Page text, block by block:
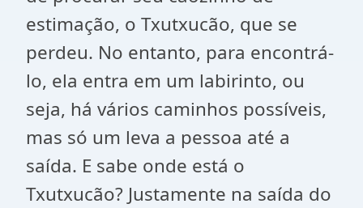
estimação, o Txutxucão, que se
perdeu. No entanto, para encontrá-
lo, ela entra em um labirinto, ou
seja, há vários caminhos possíveis,
mas só um leva a pessoa até a
saída. E sabe onde está o
Txutxucão? Justamente na saída do